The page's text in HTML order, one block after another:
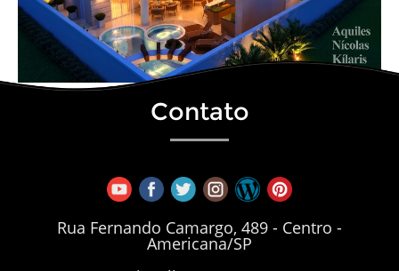
Contato
Rua Fernando Camargo, 489 - Centro -
Americana/SP